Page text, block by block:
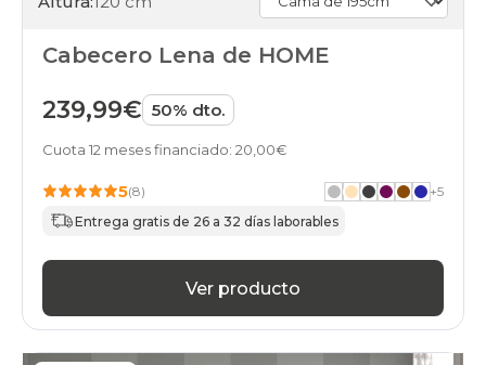
Cabecero Lena de HOME
239,99€ 50% dto.
Cuota 12 meses financiado: 20,00€
5(8) +5
Entrega gratis de 26 a 32 días laborables
Ver producto